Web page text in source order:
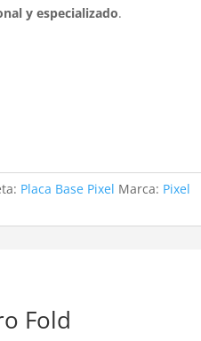
y especializado.
Placa Base Pixel Marca: Pixel
Fold